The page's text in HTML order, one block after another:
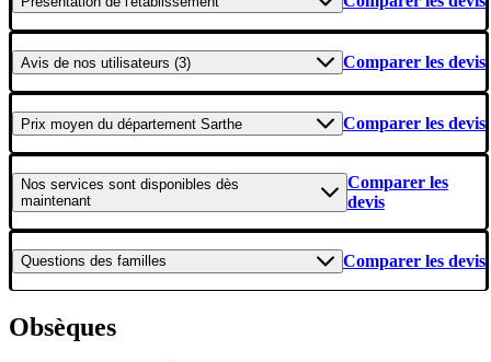
Avis de nos utilisateurs (3) Comparer les devis
Prix moyen du département Sarthe Comparer les devis
Nos services sont disponibles dès
maintenant
Comparer les
devis
Questions des familles Comparer les devis
Obsèques